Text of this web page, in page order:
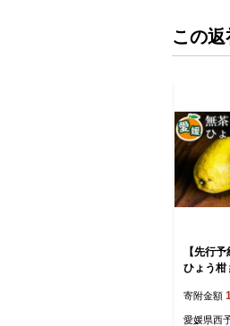
この
【先行
ひょう柑
ツ ひょう
産品 愛媛
寄附金額
愛媛県西